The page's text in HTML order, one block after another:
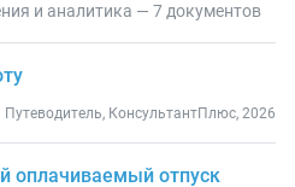
и аналитика — 7 документов
Путеводитель, КонсультантПлюс, 2026
оплачиваемый отпуск